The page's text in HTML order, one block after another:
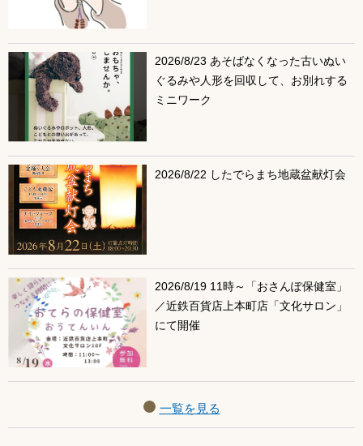
2026/8/23 あそばなくなった古いぬい
ぐるみや人形を回収して、お別れする
ミニワーク
2026/8/22 したでらまち地蔵盆献灯会
2026/8/19 11時～「おさんぽ保健室」
／近鉄百貨店上本町店「文化サロン」
にて開催
一覧を見る